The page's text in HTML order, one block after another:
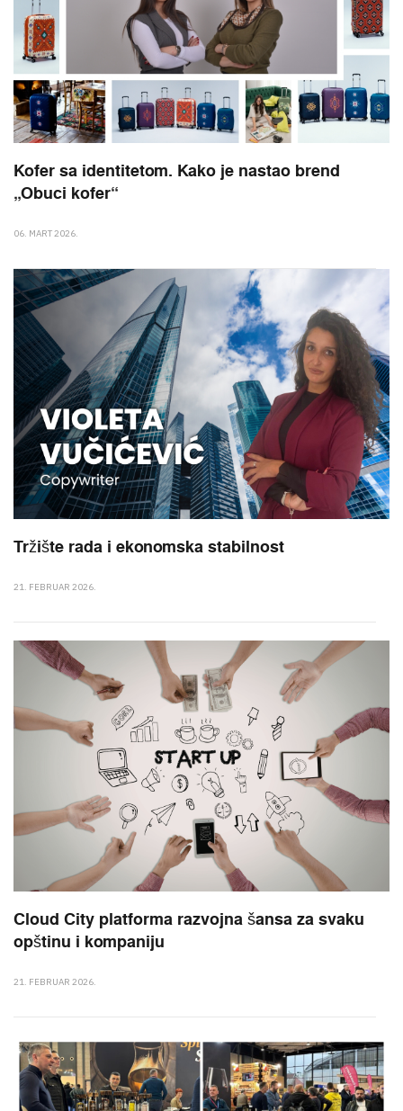
Kofer sa identitetom. Kako je nastao brend
„Obuci kofer“
06. MART 2026.
Tržište rada i ekonomska stabilnost
21. FEBRUAR 2026.
Cloud City platforma razvojna šansa za svaku
opštinu i kompaniju
21. FEBRUAR 2026.